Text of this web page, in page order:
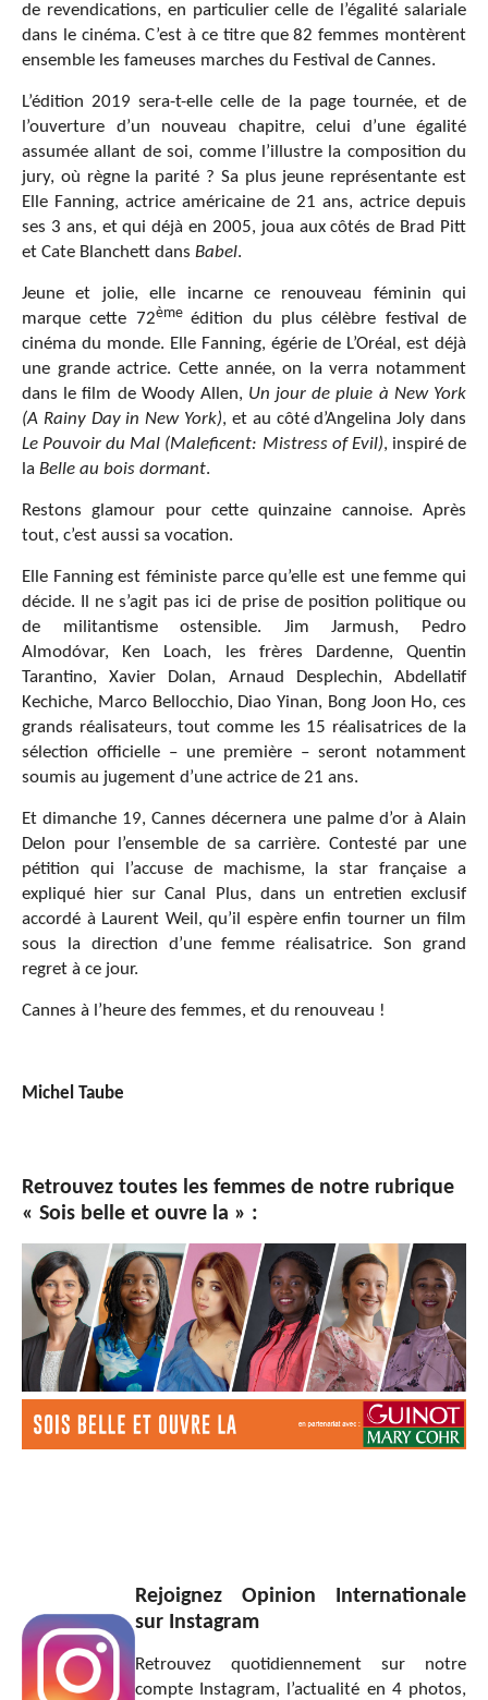
de revendications, en particulier celle de l’égalité salariale
dans le cinéma. C’est à ce titre que 82 femmes montèrent
ensemble les fameuses marches du Festival de Cannes.
L’édition 2019 sera-t-elle celle de la page tournée, et de
l’ouverture d’un nouveau chapitre, celui d’une égalité
assumée allant de soi, comme l’illustre la composition du
jury, où règne la parité ? Sa plus jeune représentante est
Elle Fanning, actrice américaine de 21 ans, actrice depuis
ses 3 ans, et qui déjà en 2005, joua aux côtés de Brad Pitt
et Cate Blanchett dans Babel.
Jeune et jolie, elle incarne ce renouveau féminin qui
marque cette 72ème édition du plus célèbre festival de
cinéma du monde. Elle Fanning, égérie de L’Oréal, est déjà
une grande actrice. Cette année, on la verra notamment
dans le film de Woody Allen, Un jour de pluie à New York
(A Rainy Day in New York), et au côté d’Angelina Joly dans
Le Pouvoir du Mal (Maleficent: Mistress of Evil), inspiré de
la Belle au bois dormant.
Restons glamour pour cette quinzaine cannoise. Après
tout, c’est aussi sa vocation.
Elle Fanning est féministe parce qu’elle est une femme qui
décide. Il ne s’agit pas ici de prise de position politique ou
de militantisme ostensible. Jim Jarmush, Pedro
Almodóvar, Ken Loach, les frères Dardenne, Quentin
Tarantino, Xavier Dolan, Arnaud Desplechin, Abdellatif
Kechiche, Marco Bellocchio, Diao Yinan, Bong Joon Ho, ces
grands réalisateurs, tout comme les 15 réalisatrices de la
sélection officielle – une première – seront notamment
soumis au jugement d’une actrice de 21 ans.
Et dimanche 19, Cannes décernera une palme d’or à Alain
Delon pour l’ensemble de sa carrière. Contesté par une
pétition qui l’accuse de machisme, la star française a
expliqué hier sur Canal Plus, dans un entretien exclusif
accordé à Laurent Weil, qu’il espère enfin tourner un film
sous la direction d’une femme réalisatrice. Son grand
regret à ce jour.
Cannes à l’heure des femmes, et du renouveau !
Michel Taube
Retrouvez toutes les femmes de notre rubrique
« Sois belle et ouvre la » :
Rejoignez Opinion Internationale
sur Instagram
Retrouvez quotidiennement sur notre
compte Instagram, l’actualité en 4 photos,